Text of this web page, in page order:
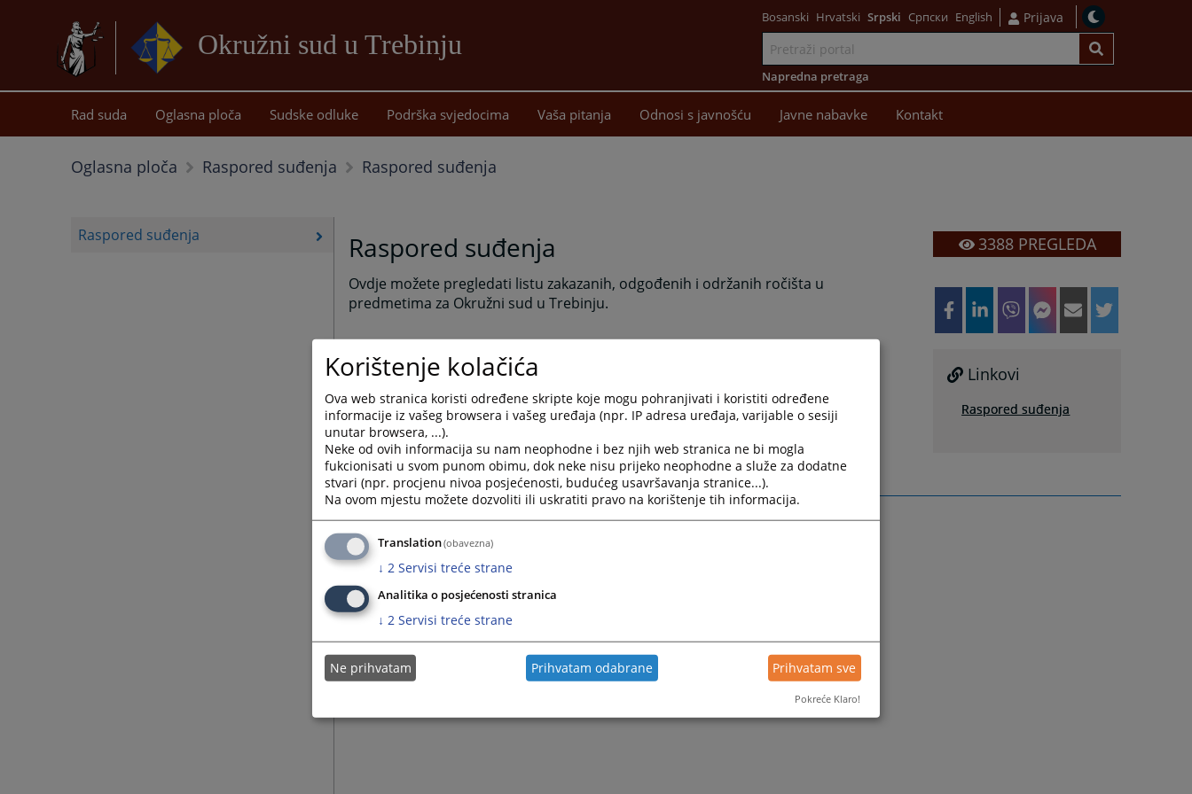
Okružni sud u Trebinju
sadržaj
Bosanski Hrvatski Srpski Српски English Prijava
Napredna pretraga
Rad suda Oglasna ploča Sudske odluke Podrška svjedocima Vaša pitanja Odnosi s javnošću Javne nabavke Kontakt
Oglasna ploča Raspored suđenja Raspored suđenja
Raspored suđenja Raspored suđenja
Ovdje možete pregledati listu zakazanih, odgođenih i održanih ročišta u
predmetima za Okružni sud u Trebinju.
3388PREGLEDA
Linkovi
Raspored suđenja
Korištenje kolačića
Ova web stranica koristi određene skripte koje mogu pohranjivati i koristiti određene
informacije iz vašeg browsera i vašeg uređaja (npr. IP adresa uređaja, varijable o sesiji
unutar browsera, ...).
Neke od ovih informacija su nam neophodne i bez njih web stranica ne bi mogla
fukcionisati u svom punom obimu, dok neke nisu prijeko neophodne a služe za dodatne
stvari (npr. procjenu nivoa posjećenosti, budućeg usavršavanja stranice...).
Na ovom mjestu možete dozvoliti ili uskratiti pravo na korištenje tih informacija.
Translation(obavezna)
↓ 2 Servisi treće strane
Analitika o posjećenosti stranica
↓ 2 Servisi treće strane
Ne prihvatam Prihvatam odabrane Prihvatam sve
Pokreće Klaro!